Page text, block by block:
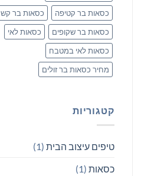
כסאות בר קטיפה
כסאות בר קש
כסאות בר שקופים
כסאות לאי
כסאות לאי במטבח
מחיר כסאות בר זולים
קטגוריות
טיפים עיצוב הבית (1)
כסאות (1)